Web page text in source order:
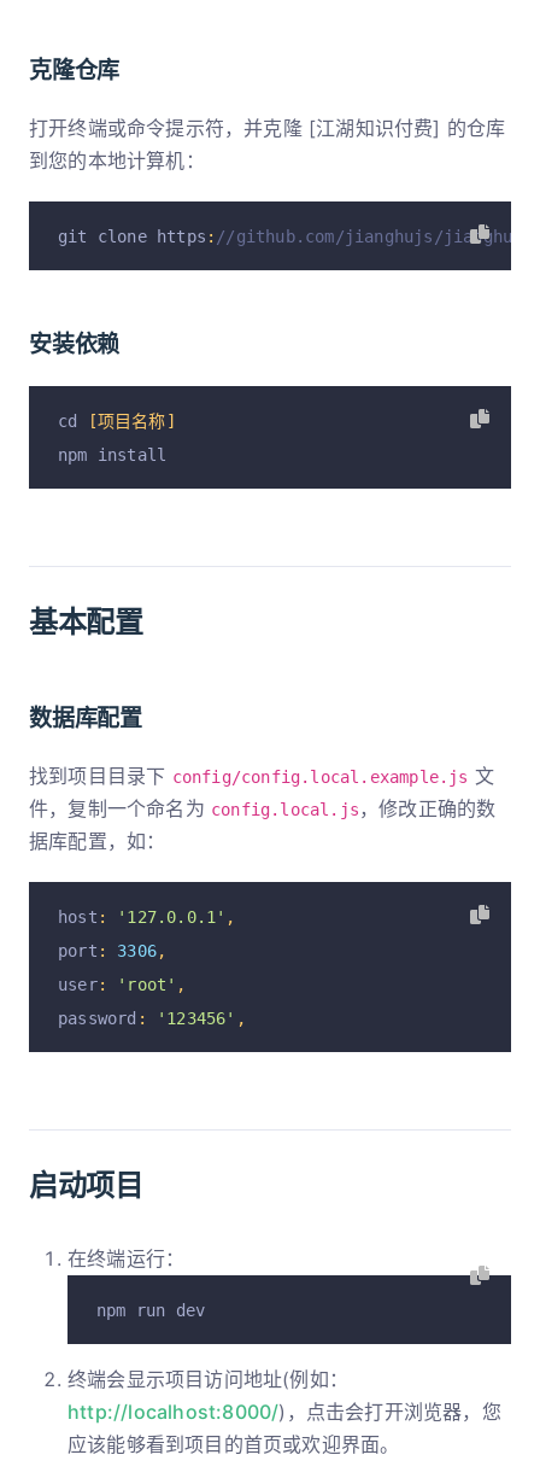
克隆仓库
打开终端或命令提示符，并克隆 [江湖知识付费] 的仓库
到您的本地计算机：
git clone https : //github.com/jianghujs/jianghu-
安装依赖
cd
[项目名称]
npm install
基本配置
数据库配置
找到项目目录下 config/config.local.example.js 文
件，复制一个命名为 config.local.js ，修改正确的数
据库配置，如：
host : '127.0.0.1' ,
port : 3306,
user: 'root' ,
password : '123456' ,
启动项目
在终端运行：
npm run dev
终端会显示项目访问地址(例如：
http://localhost:8000/)，点击会打开浏览器，您
应该能够看到项目的首页或欢迎界面。